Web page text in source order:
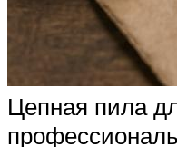
Цепная пила